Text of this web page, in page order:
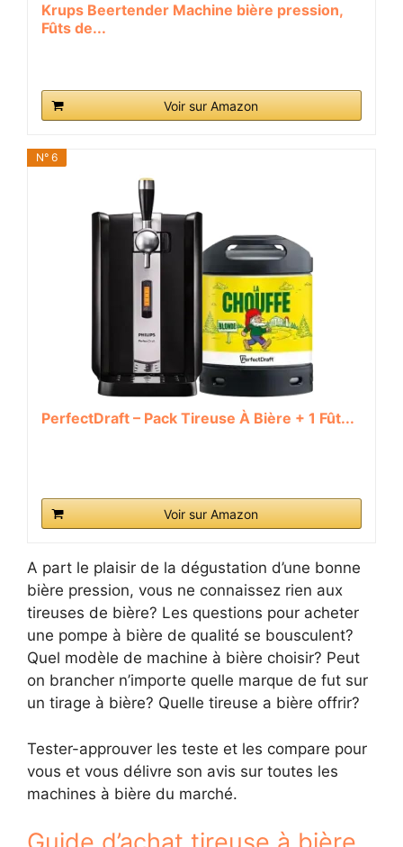
Krups Beertender Machine bière pression,
Fûts de...
Voir sur Amazon
N° 6
PerfectDraft – Pack Tireuse À Bière + 1 Fût...
Voir sur Amazon
A part le plaisir de la dégustation d’une bonne
bière pression, vous ne connaissez rien aux
tireuses de bière? Les questions pour acheter
une pompe à bière de qualité se bousculent?
Quel modèle de machine à bière choisir? Peut
on brancher n’importe quelle marque de fut sur
un tirage à bière? Quelle tireuse a bière offrir?
Tester-approuver les teste et les compare pour
vous et vous délivre son avis sur toutes les
machines à bière du marché.